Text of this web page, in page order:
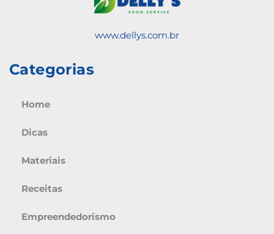
www.dellys.com.br
Categorias
Home
Dicas
Materiais
Receitas
Empreendedorismo